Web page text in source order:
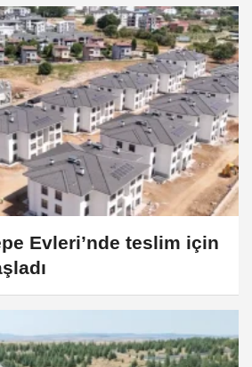
Evleri’nde teslim için